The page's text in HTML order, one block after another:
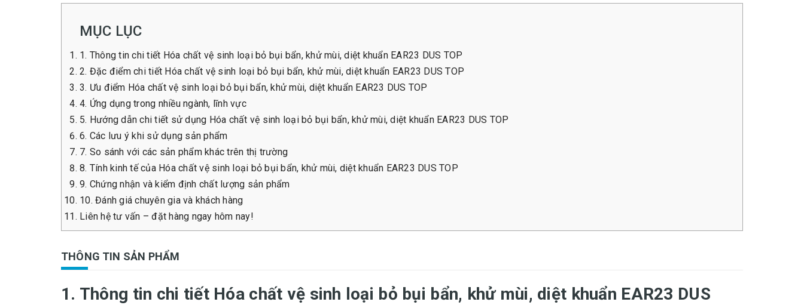
MỤC LỤC
1. Thông tin chi tiết Hóa chất vệ sinh loại bỏ bụi bẩn, khử mùi, diệt khuẩn EAR23 DUS TOP
2. Đặc điểm chi tiết Hóa chất vệ sinh loại bỏ bụi bẩn, khử mùi, diệt khuẩn EAR23 DUS TOP
3. Ưu điểm Hóa chất vệ sinh loại bỏ bụi bẩn, khử mùi, diệt khuẩn EAR23 DUS TOP
4. Ứng dụng trong nhiều ngành, lĩnh vực
5. Hướng dẫn chi tiết sử dụng Hóa chất vệ sinh loại bỏ bụi bẩn, khử mùi, diệt khuẩn EAR23 DUS TOP
6. Các lưu ý khi sử dụng sản phẩm
7. So sánh với các sản phẩm khác trên thị trường
8. Tính kinh tế của Hóa chất vệ sinh loại bỏ bụi bẩn, khử mùi, diệt khuẩn EAR23 DUS TOP
9. Chứng nhận và kiểm định chất lượng sản phẩm
10. Đánh giá chuyên gia và khách hàng
Liên hệ tư vấn – đặt hàng ngay hôm nay!
THÔNG TIN SẢN PHẨM
1. Thông tin chi tiết Hóa chất vệ sinh loại bỏ bụi bẩn, khử mùi, diệt khuẩn EAR23 DUS